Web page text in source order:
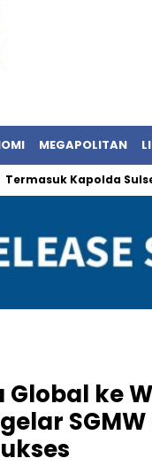
MEGAPOLITAN
Kapolda Sulsel,
Global ke